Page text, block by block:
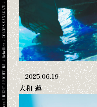
2025.06.19
大和 蓮